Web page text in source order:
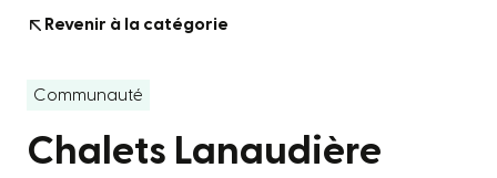
Revenir à la catégorie
Communauté
Chalets Lanaudière